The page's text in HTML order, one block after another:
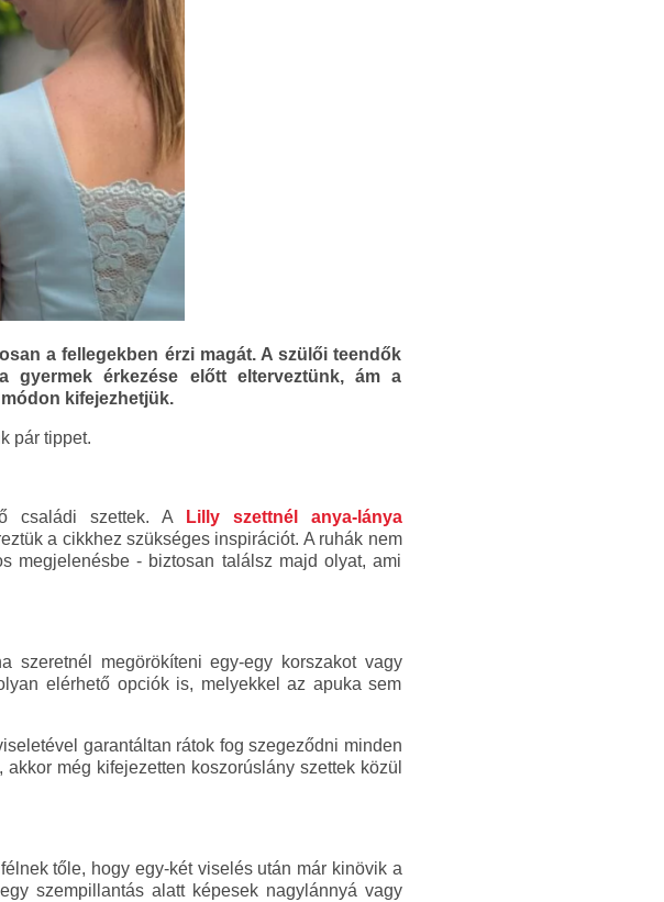
a fellegekben érzi magát. A szülői teendők
gyermek érkezése előtt elterveztünk, ám a
kifejezhetjük.
pár tippet.
családi szettek. A
Lilly szettnél anya-lánya
a cikkhez szükséges inspirációt. A ruhák nem
megjelenésbe - biztosan találsz majd olyat, ami
szeretnél megörökíteni egy-egy korszakot vagy
elérhető opciók is, melyekkel az apuka sem
garantáltan rátok fog szegeződni minden
még kifejezetten koszorúslány szettek közül
tőle, hogy egy-két viselés után már kinövik a
szempillantás alatt képesek nagylánnyá vagy